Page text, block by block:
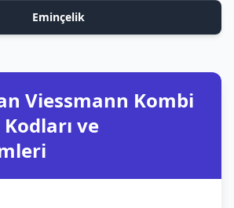
Eminçelik
Viessmann Kombi
Kodları ve